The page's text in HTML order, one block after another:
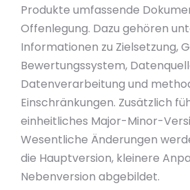
Produkte umfassende
Offenlegung. Dazu gehören
Informationen zu Zielsetzung,
Bewertungssystem,
Datenverarbeitung und
Einschränkungen. Zusätzlich
einheitliches Major-Minor-
Wesentliche Änderungen
die Hauptversion, kleinere
Nebenversion abgebildet.